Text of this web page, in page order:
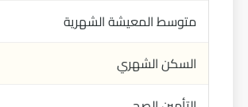
متوسط المعيشة الشهرية
السكن الشهري